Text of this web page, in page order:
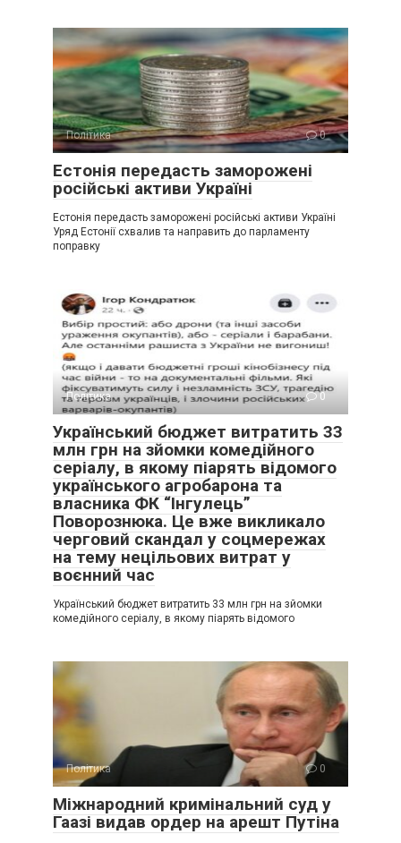
Політика 0
Естонія передасть заморожені
російські активи Україні
Естонія передасть заморожені російські активи Україні
Уряд Естонії схвалив та направить до парламенту
поправку
Політика 0
Український бюджет витратить 33
млн грн на зйомки комедійного
серіалу, в якому піарять відомого
українського агробарона та
власника ФК “Інгулець”
Поворознюка. Це вже викликало
черговий скандал у соцмережах
на тему нецільових витрат у
воєнний час
Український бюджет витратить 33 млн грн на зйомки
комедійного серіалу, в якому піарять відомого
Політика 0
Міжнародний кримінальний суд у
Гаазі видав ордер на арешт Путіна